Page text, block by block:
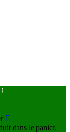
)
dans le panier.